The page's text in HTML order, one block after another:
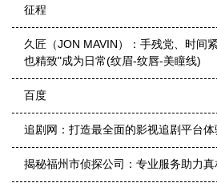
征程
久匠（JON MAVIN）：手残党、时间
也精致"成为日常(纹眉-纹唇-美瞳线)
百度
追剧网：打造最全面的影视追剧平台
揭秘福州市侦探公司：专业服务助力